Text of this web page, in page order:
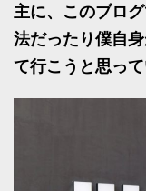
主に、このブロ
法だったり僕自
て行こうと思って